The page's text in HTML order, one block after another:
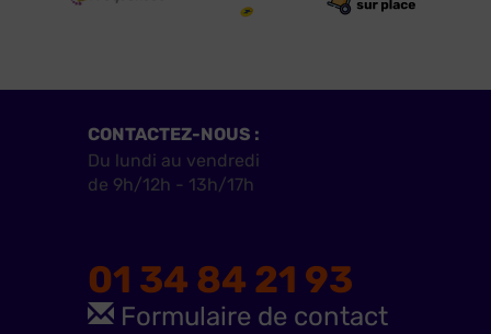
CONTACTEZ-NOUS :
Du lundi au vendredi
de 9h/12h - 13h/17h
01 34 84 21 93
Formulaire de contact